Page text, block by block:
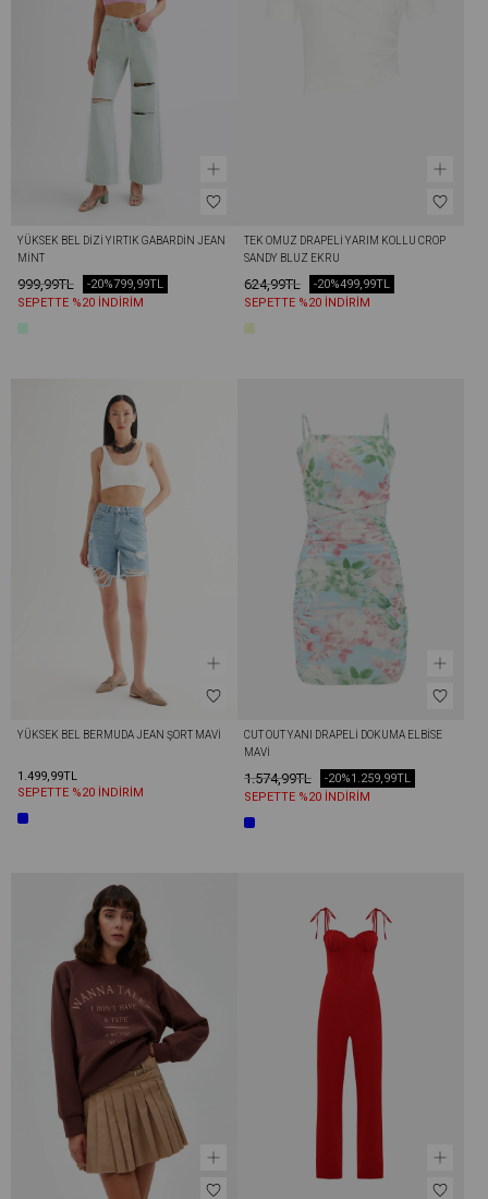
YÜKSEK BEL DIZI YIRTIK GABARDIN JEAN
MINT
999,99TL 799,99TL
-20%
SEPETTE %20 İNDİRİM
TEK OMUZ DRAPELI YARIM KOLLU CROP
SANDY BLUZ EKRU
624,99TL 499,99TL
-20%
SEPETTE %20 İNDİRİM
YÜKSEK BEL BERMUDA JEAN ŞORT MAVI
1.499,99TL
SEPETTE %20 İNDİRİM
CUT OUT YANI DRAPELI DOKUMA ELBISE
MAVI
1.574,99TL 1.259,99TL
-20%
SEPETTE %20 İNDİRİM